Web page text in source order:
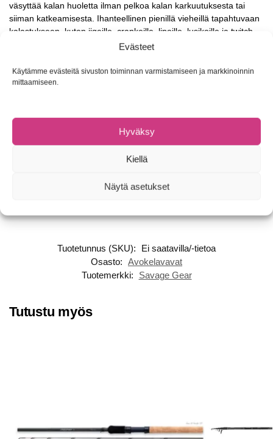
Evästeet
Käytämme evästeitä sivuston toiminnan varmistamiseen ja markkinoinnin
mittaamiseen.
Hyväksy
Kiellä
Näytä asetukset
väsyttää kalan huoletta ilman pelkoa kalan karkuutuksesta tai
siiman katkeamisesta. Ihanteellinen pienillä vieheillä tapahtuvaan
kalastukseen, kuten jigeille, crankeille, lipoille, lusikoille ja twitch
6’6″ / 1.98m / Moderate / 2-8g / UL – 2-osainen
optimaalisella tunnokkuudella sekä nopealla, anteeksi antavalla
toiminnalla, turvaten kalan väsytystilanteet ilman pelkoa siiman
katekasmisesta tai kalan karkuutuksesta. Suunniteltu
pehmovieheille, crankeille, spinnereille, twitch vieheille ja Carolina
Tuotetunnus (SKU):
Ei saatavilla/-tietoa
Osasto: Avokelavavat
Tuotemerkki:
Savage Gear
Tutustu myös